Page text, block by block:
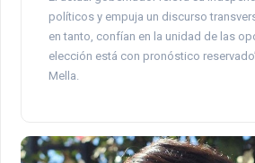
políticos y empuja un discurso
en tanto, confían en la unidad de las
elección está con pronóstico
Mella.